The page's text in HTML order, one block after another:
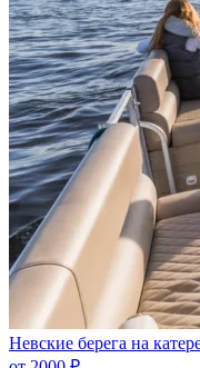
Невские берега на